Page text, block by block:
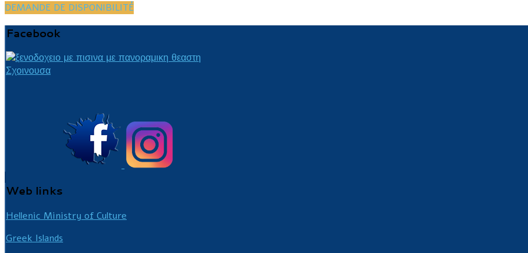
DEMANDE DE DISPONIBILITÉ
Facebook
Web links
Hellenic Ministry of Culture
Greek Islands